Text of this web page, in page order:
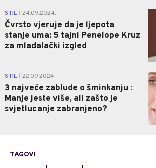
STIL 24.09.2024.
Čvrsto vjeruje da je ljepota
stanje uma: 5 tajni Penelope Kruz
za mladalački izgled
STIL 22.09.2024.
3 najveće zablude o šminkanju :
Manje jeste više, ali zašto je
svjetlucanje zabranjeno?
TAGOVI